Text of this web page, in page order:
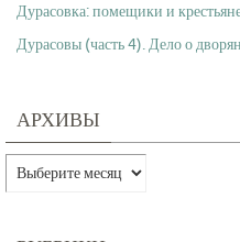
Дурасовка: помещики и
Дурасовы (часть 4). Дело о
АРХИВЫ
Архивы